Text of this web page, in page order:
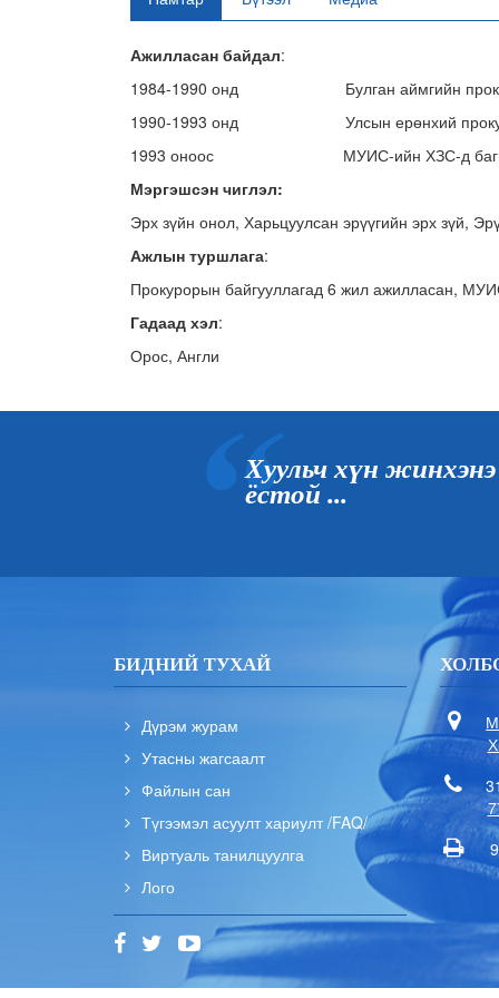
Ажилласан байдал:
1984-1990 онд Булган аймгийн
1990-1993 онд Улсын ерөнхий
1993 оноос МУИС-ийн ХЗС-д багш, дэд
Мэргэшсэн чиглэл:
Эрх зүйн онол, Харьцуулсан эрүүгийн эрх зүй,
Ажлын туршлага:
Прокурорын байгууллагад 6 жил ажилласан,
Гадаад хэл:
Орос, Англи
Хуульч хүн
ёстой ...
БИДНИЙ ТУХАЙ
Дүрэм журам
Утасны жагсаалт
Файлын сан
Түгээмэл асуулт хариулт /FAQ/
Виртуаль танилцуулга
Лого